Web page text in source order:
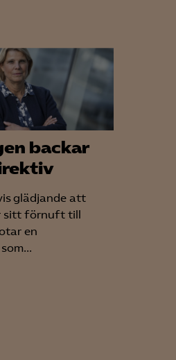
backar
glädjande att
sitt förnuft till
en